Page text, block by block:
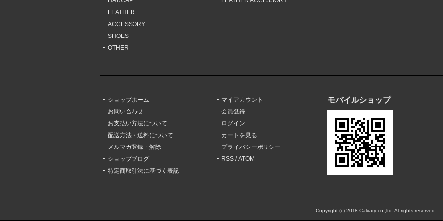
LEATHER
ACCESSORY
SHOES
OTHER
ショップホーム
お問い合わせ
お支払い方法について
配送方法・送料について
メルマガ登録・解除
ショップブログ
特定商取引法に基づく表記
マイアカウント
会員登録
ログイン
カートを見る
プライバシーポリシー
RSS /ATOM
モバイルショップ
Copyright (c) 2018 Calvary co.,ltd. All rights reserved.